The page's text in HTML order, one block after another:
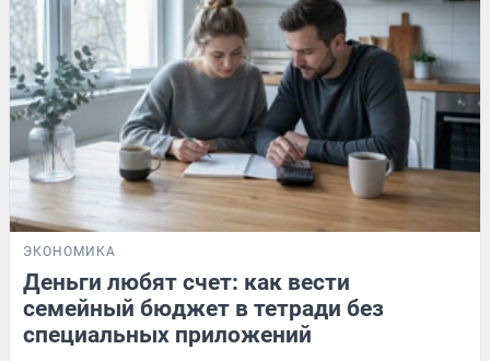
ЭКОНОМИКА
Деньги любят счет: как вести
семейный бюджет в тетради без
специальных приложений